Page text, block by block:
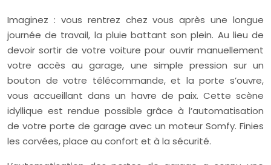
Imaginez : vous rentrez chez vous après une longue
journée de travail, la pluie battant son plein. Au lieu de
devoir sortir de votre voiture pour ouvrir manuellement
votre accès au garage, une simple pression sur un
bouton de votre télécommande, et la porte s’ouvre,
vous accueillant dans un havre de paix. Cette scène
idyllique est rendue possible grâce à l’automatisation
de votre porte de garage avec un moteur Somfy. Finies
les corvées, place au confort et à la sécurité.